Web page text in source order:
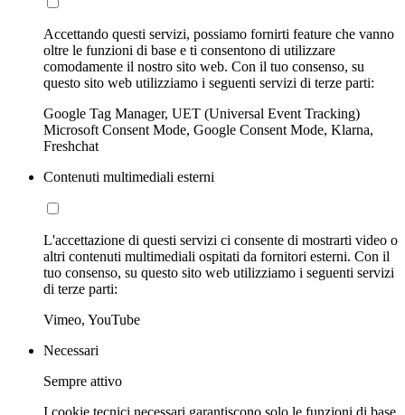
Accettando questi servizi, possiamo fornirti feature che vanno
oltre le funzioni di base e ti consentono di utilizzare
comodamente il nostro sito web. Con il tuo consenso, su
questo sito web utilizziamo i seguenti servizi di terze parti:
Google Tag Manager, UET (Universal Event Tracking)
Microsoft Consent Mode, Google Consent Mode, Klarna,
Freshchat
Contenuti multimediali esterni
L'accettazione di questi servizi ci consente di mostrarti video o
altri contenuti multimediali ospitati da fornitori esterni. Con il
tuo consenso, su questo sito web utilizziamo i seguenti servizi
di terze parti:
Vimeo, YouTube
Necessari
Sempre attivo
I cookie tecnici necessari garantiscono solo le funzioni di base